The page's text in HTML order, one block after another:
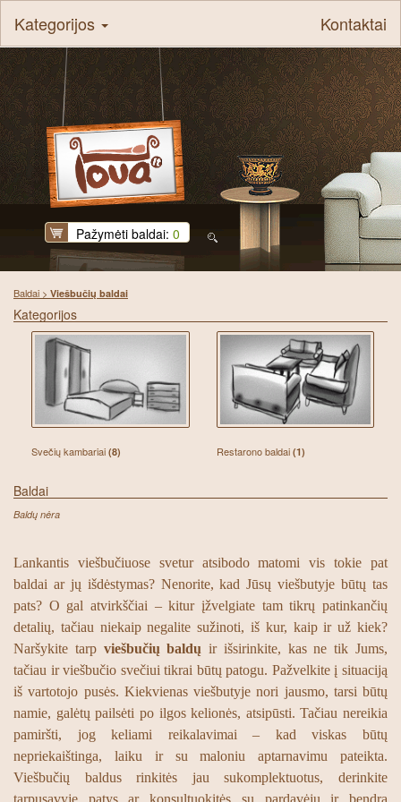
Kategorijos Kontaktai
Pažymėti baldai: 0
Baldai > Viešbučių baldai
Kategorijos
Svečių kambariai (8) Restarono baldai (1)
Baldai
Baldų nėra
Lankantis viešbučiuose svetur atsibodo matomi vis tokie pat
baldai ar jų išdėstymas? Nenorite, kad Jūsų viešbutyje būtų tas
pats? O gal atvirkščiai – kitur įžvelgiate tam tikrų patinkančių
detalių, tačiau niekaip negalite sužinoti, iš kur, kaip ir už kiek?
Naršykite tarp viešbučių baldų ir išsirinkite, kas ne tik Jums,
tačiau ir viešbučio svečiui tikrai būtų patogu. Pažvelkite į situaciją
iš vartotojo pusės. Kiekvienas viešbutyje nori jausmo, tarsi būtų
namie, galėtų pailsėti po ilgos kelionės, atsipūsti. Tačiau nereikia
pamiršti, jog keliami reikalavimai – kad viskas būtų
nepriekaištinga, laiku ir su maloniu aptarnavimu pateikta.
Viešbučių baldus rinkitės jau sukomplektuotus, derinkite